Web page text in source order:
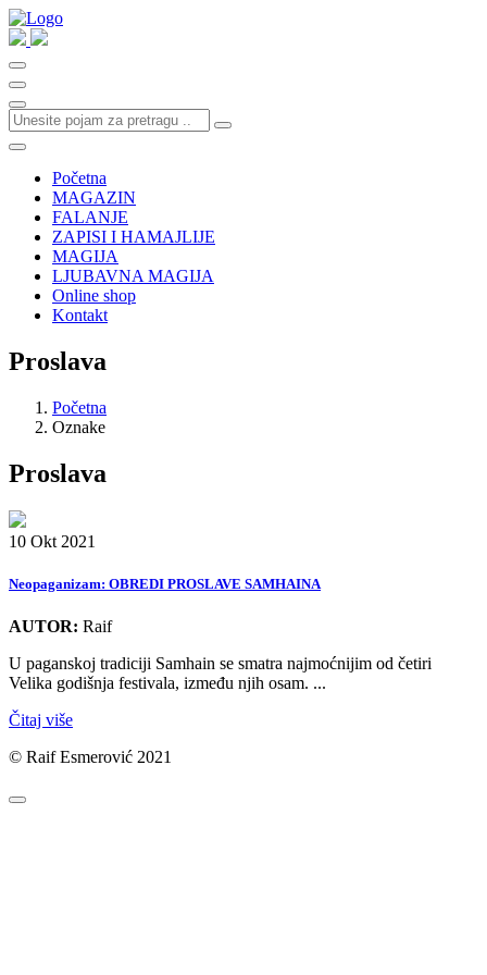
Početna
MAGAZIN
FALANJE
ZAPISI I HAMAJLIJE
MAGIJA
LJUBAVNA MAGIJA
Online shop
Kontakt
Proslava
Početna
Oznake
Proslava
10 Okt 2021
Neopaganizam: OBREDI PROSLAVE SAMHAINA
AUTOR: Raif
U paganskoj tradiciji Samhain se smatra najmoćnijim od četiri
Velika godišnja festivala, između njih osam. ...
Čitaj više
© Raif Esmerović 2021